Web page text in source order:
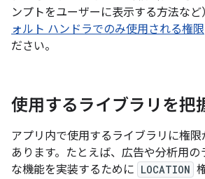
ンプトをユーザーに表示する方法など
ォルト ハンドラでのみ使用される権限
ださい。
使用するライブラリを把
アプリ内で使用するライブラリに権
あります。たとえば、広告や分析用
な機能を実装するために LOCATION